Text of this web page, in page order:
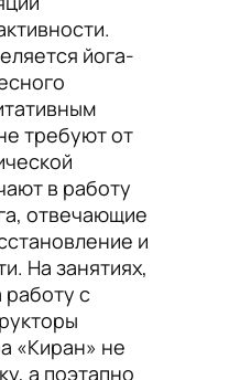
йога-
требуют от
в работу
отвечающие
и
На занятиях,
с
«Киран» не
а поэтапно